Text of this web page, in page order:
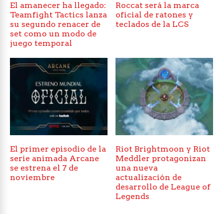
El amanecer ha llegado:
Teamfight Tactics lanza
su segundo renacer de
set como un modo de
juego temporal
Roccat será la marca
oficial de ratones y
teclados de la LCS
El primer episodio de la
serie animada Arcane
se estrena el 7 de
noviembre
Riot Brightmoon y Riot
Meddler protagonizan
una nueva
actualización de
desarrollo de League of
Legends